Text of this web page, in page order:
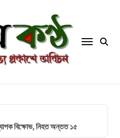
বিক্ষোভ, নিহত অন্তত ১৫